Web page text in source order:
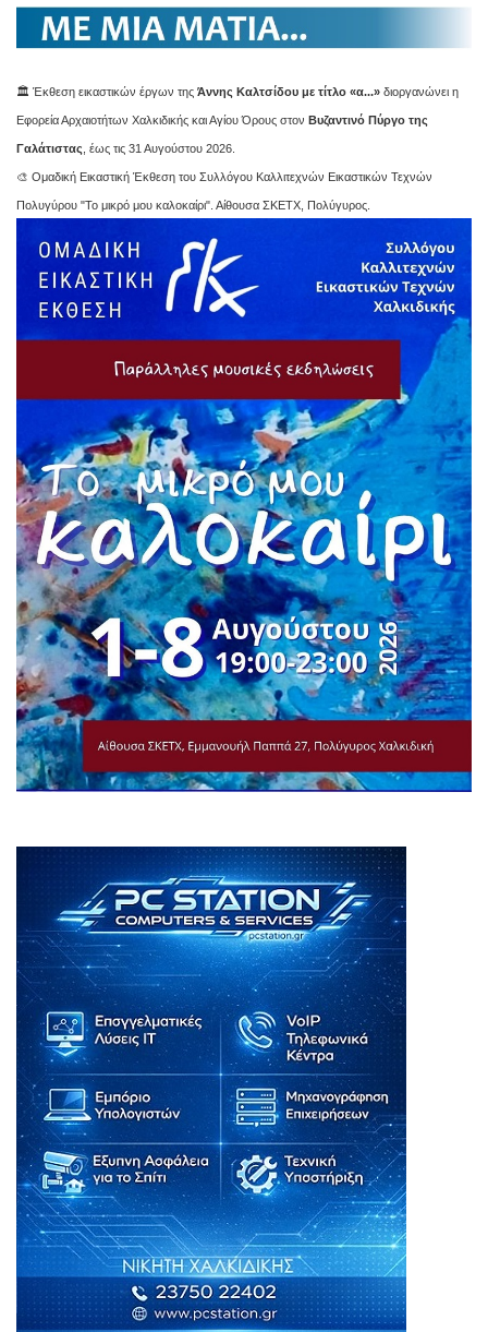
🏛️ Έκθεση εικαστικών έργων της Άννης Καλτσίδου με τίτλο «α...» διοργανώνει η
Εφορεία Αρχαιοτήτων Χαλκιδικής και Αγίου Όρους στον Βυζαντινό Πύργο της
Γαλάτιστας , έως τις 31 Αυγούστου 2026.
🎨 Ομαδική Εικαστική Έκθεση του Συλλόγου Καλλιτεχνών Εικαστικών Τεχνών
Πολυγύρου "Το μικρό μου καλοκαίρι". Αίθουσα ΣΚΕΤΧ, Πολύγυρος.